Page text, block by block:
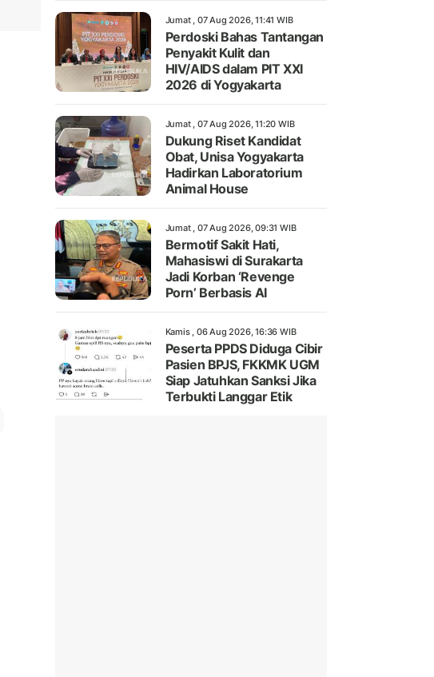
Jumat , 07 Aug 2026, 11:41 WIB
Perdoski Bahas Tantangan
Penyakit Kulit dan
HIV/AIDS dalam PIT XXI
2026 di Yogyakarta
Jumat , 07 Aug 2026, 11:20 WIB
Dukung Riset Kandidat
Obat, Unisa Yogyakarta
Hadirkan Laboratorium
Animal House
Jumat , 07 Aug 2026, 09:31 WIB
Bermotif Sakit Hati,
Mahasiswi di Surakarta
Jadi Korban ‘Revenge
Porn’ Berbasis AI
Kamis , 06 Aug 2026, 16:36 WIB
Peserta PPDS Diduga Cibir
Pasien BPJS, FKKMK UGM
Siap Jatuhkan Sanksi Jika
Terbukti Langgar Etik